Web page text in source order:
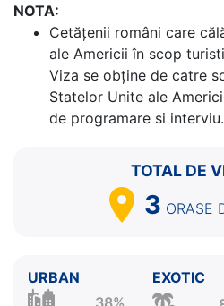
Ziua | Portul | Sosire - Plecare
Miami, Florida SUA ⚓ -
Nassau Bahamas 07:00 -
Great Stirrup Cay
Miami, Florida SUA 07:00
NOTA:
Cetăţenii români care
ale Americii în scop
Viza se obține de catre
Statelor Unite ale
de programare si interviu.
TOTAL DE
3 ORASE
URBAN
38%
EXOTIC